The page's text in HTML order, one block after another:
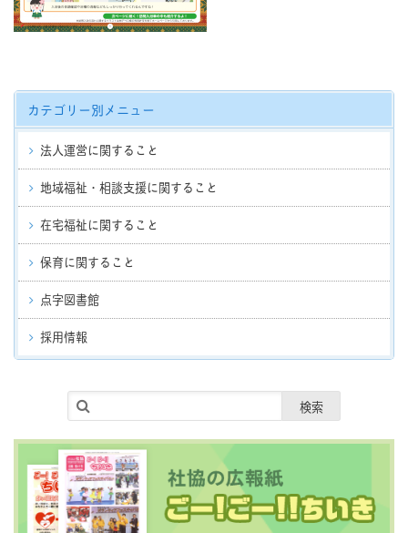
カテゴリー別メニュー
法人運営に関すること
地域福祉・相談支援に関すること
在宅福祉に関すること
保育に関すること
点字図書館
採用情報